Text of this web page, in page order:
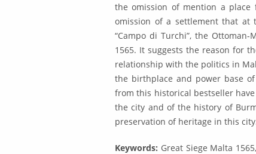
the omis­sion of mention a place
omission of a settlement that at
“Campo di Turchi”, the
1565. It suggests the rea­son for
relationship with the politics in
the birthplace and power base
from this historical bestseller
the city and of the history of
preservation of heritage in this
Keywords: Great Siege Malta